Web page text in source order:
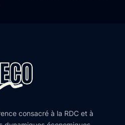
consacré à la RDC et à